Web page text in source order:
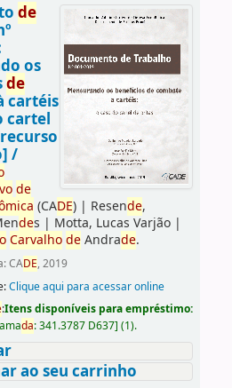
de
os
de
cartéis
cartel
/
de
(CADE)| Resende,
des | Motta, Lucas Varjão|
Carvalho deAndrade.
CADE, 2019
Clique aqui para acessar online
:Itens disponíveis para empréstimo:
da:341.3787 D637] (1).
ao seu carrinho